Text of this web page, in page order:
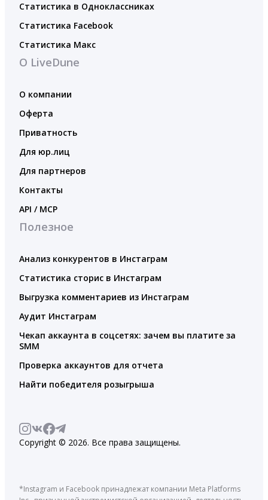
Статистика в Одноклассниках
Статистика Facebook
Статистика Макс
О LiveDune
О компании
Оферта
Приватность
Для юр.лиц
Для партнеров
Контакты
API / MCP
Полезное
Анализ конкурентов в Инстаграм
Статистика сторис в Инстаграм
Выгрузка комментариев из Инстаграм
Аудит Инстаграм
Чекап аккаунта в соцсетях: зачем вы платите за
SMM
Проверка аккаунтов для отчета
Найти победителя розыгрыша
Copyright © 2026. Все права защищены.
*Instagram и Facebook принадлежат компании Meta Platforms